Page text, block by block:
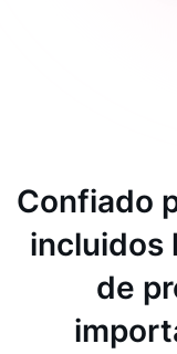
Confiado
incluidos
de